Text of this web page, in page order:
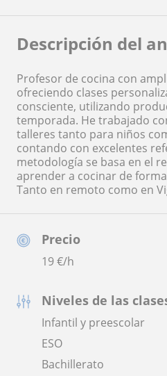
Precio
19€/h
Niveles de las
Infantil y preescolar
ESO
Bachillerato
Descripción del
Profesor de cocina con
ofreciendo clases
consciente, utilizando
temporada. He trabajado
talleres tanto para niños
contando con excelentes
metodología se basa en el
aprender a cocinar de
Tanto en remoto como en